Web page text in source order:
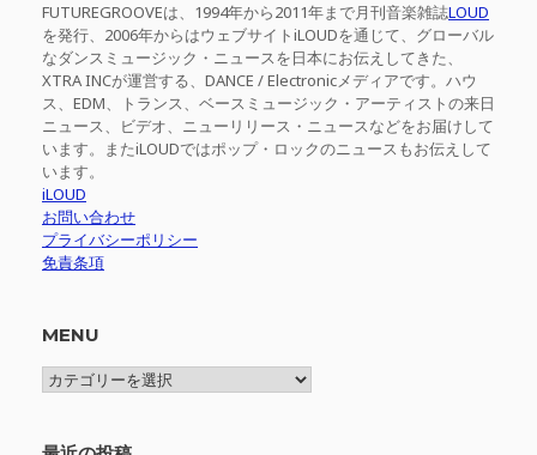
FUTUREGROOVEは、1994年から2011年まで月刊音楽雑誌LOUD
を発行、2006年からはウェブサイトiLOUDを通じて、グローバル
なダンスミュージック・ニュースを日本にお伝えしてきた、
XTRA INCが運営する、DANCE / Electronicメディアです。ハウ
ス、EDM、トランス、ベースミュージック・アーティストの来日
ニュース、ビデオ、ニューリリース・ニュースなどをお届けして
います。またiLOUDではポップ・ロックのニュースもお伝えして
います。
iLOUD
お問い合わせ
プライバシーポリシー
免責条項
MENU
MENU